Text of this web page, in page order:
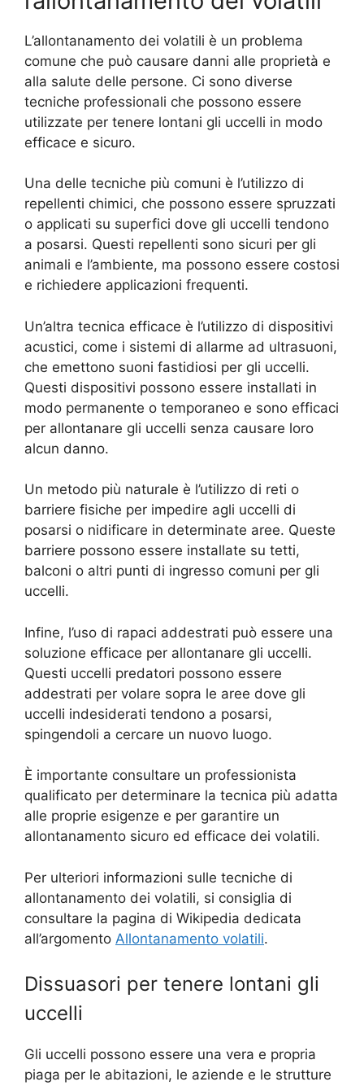
L’allontanamento dei volatili è un problema
comune che può causare danni alle proprietà e
alla salute delle persone. Ci sono diverse
tecniche professionali che possono essere
utilizzate per tenere lontani gli uccelli in modo
efficace e sicuro.
Una delle tecniche più comuni è l’utilizzo di
repellenti chimici, che possono essere spruzzati
o applicati su superfici dove gli uccelli tendono
a posarsi. Questi repellenti sono sicuri per gli
animali e l’ambiente, ma possono essere costosi
e richiedere applicazioni frequenti.
Un’altra tecnica efficace è l’utilizzo di dispositivi
acustici, come i sistemi di allarme ad ultrasuoni,
che emettono suoni fastidiosi per gli uccelli.
Questi dispositivi possono essere installati in
modo permanente o temporaneo e sono efficaci
per allontanare gli uccelli senza causare loro
alcun danno.
Un metodo più naturale è l’utilizzo di reti o
barriere fisiche per impedire agli uccelli di
posarsi o nidificare in determinate aree. Queste
barriere possono essere installate su tetti,
balconi o altri punti di ingresso comuni per gli
uccelli.
Infine, l’uso di rapaci addestrati può essere una
soluzione efficace per allontanare gli uccelli.
Questi uccelli predatori possono essere
addestrati per volare sopra le aree dove gli
uccelli indesiderati tendono a posarsi,
spingendoli a cercare un nuovo luogo.
È importante consultare un professionista
qualificato per determinare la tecnica più adatta
alle proprie esigenze e per garantire un
allontanamento sicuro ed efficace dei volatili.
Per ulteriori informazioni sulle tecniche di
allontanamento dei volatili, si consiglia di
consultare la pagina di Wikipedia dedicata
all’argomento Allontanamento volatili.
Dissuasori per tenere lontani gli
uccelli
Gli uccelli possono essere una vera e propria
piaga per le abitazioni, le aziende e le strutture